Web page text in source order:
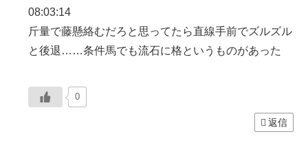
08:03:14
斤量で藤懸絡むだろと思ってたら直線手前でズルズル
と後退……条件馬でも流石に格というものがあった
0
返信